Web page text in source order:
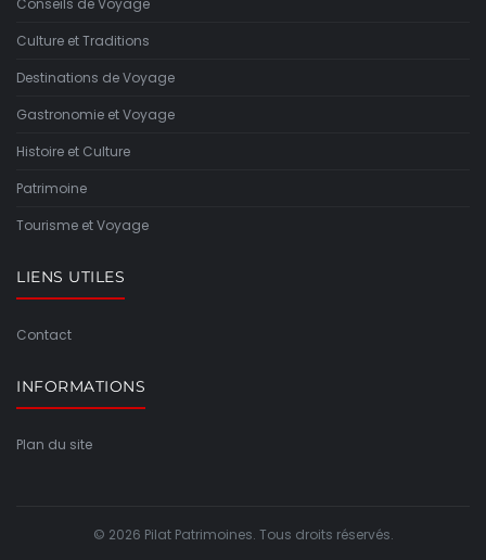
Conseils de Voyage
Culture et Traditions
Destinations de Voyage
Gastronomie et Voyage
Histoire et Culture
Patrimoine
Tourisme et Voyage
LIENS UTILES
Contact
INFORMATIONS
Plan du site
© 2026 Pilat Patrimoines. Tous droits réservés.